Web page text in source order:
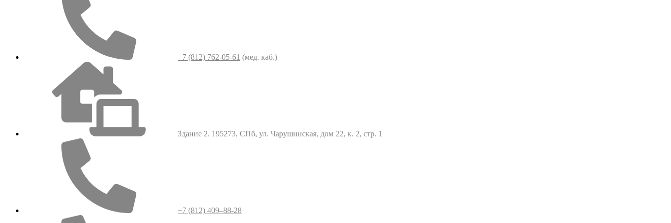
+7 (812) 762-05-61 (мед. каб.)
Здание 2. 195273, СПб, ул. Чарушинская, дом 22, к. 2, стр. 1
+7 (812) 409–88-28